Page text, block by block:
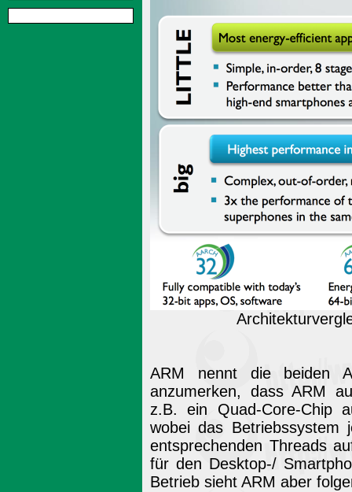
ARM nennt die beiden
anzumerken, dass ARM
z.B. ein Quad-Core-Chip
wobei das Betriebssystem
entsprechenden Threads
für den Desktop-/
Betrieb sieht ARM aber